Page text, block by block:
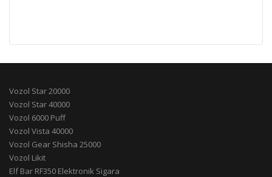
Vozol Star 20000
Vozol Star 40000
Vozol 6000 Puff
Vozol Vista 40000
Vozol Gear Shisha 25000
Vozol Likit
Elf Bar RF350 Elektronik Sigara